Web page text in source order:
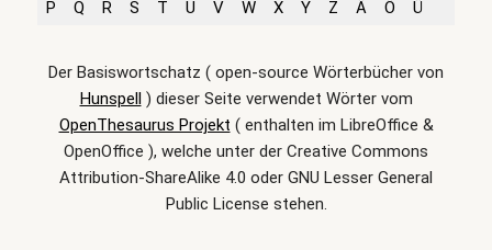
P
Q R S T U V W X Y Z Ä Ö Ü
Der Basiswortschatz ( open-source Wörterbücher von
Hunspell) dieser Seite verwendet Wörter vom
OpenThesaurus Projekt ( enthalten im LibreOffice &
OpenOffice ), welche unter der Creative Commons
Attribution-ShareAlike 4.0 oder GNU Lesser General
Public License stehen.